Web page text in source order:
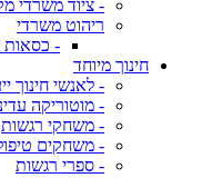
- ציוד משרדי
ריהוט משרדי
- כסאות
חינוך מיוחד
- לאנשי חינוך
- מוטוריקה
- משחקי רגשות
- משחקים
- ספרי רגשות